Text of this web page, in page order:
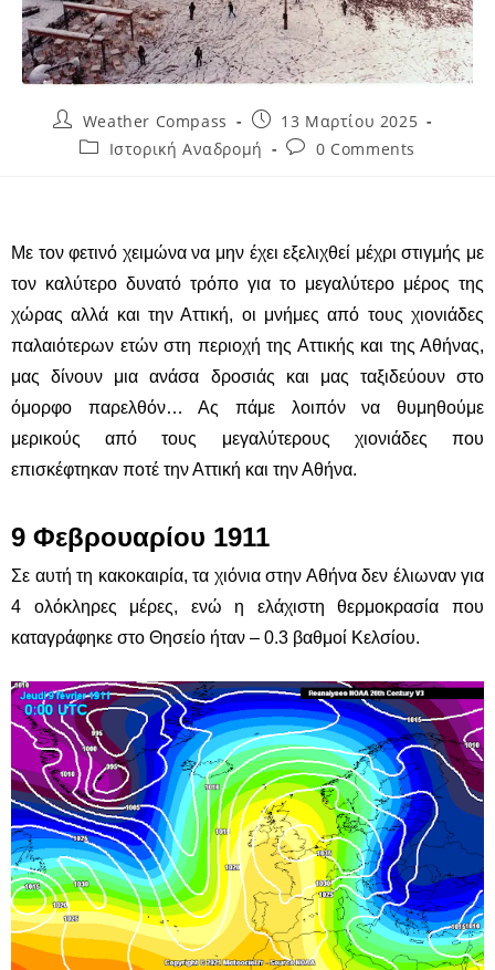
Weather Compass
13 Μαρτίου 2025
Ιστορική Αναδρομή
0 Comments
Με τον φετινό χειμώνα να μην έχει εξελιχθεί μέχρι στιγμής με
τον καλύτερο δυνατό τρόπο για το μεγαλύτερο μέρος της
χώρας αλλά και την Αττική, οι μνήμες από τους χιονιάδες
παλαιότερων ετών στη περιοχή της Αττικής και της Αθήνας,
μας δίνουν μια ανάσα δροσιάς και μας ταξιδεύουν στο
όμορφο παρελθόν… Ας πάμε λοιπόν να θυμηθούμε
μερικούς από τους μεγαλύτερους χιονιάδες που
επισκέφτηκαν ποτέ την Αττική και την Αθήνα.
9 Φεβρουαρίου 1911
Σε αυτή τη κακοκαιρία, τα χιόνια στην Αθήνα δεν έλιωναν για
4 ολόκληρες μέρες, ενώ η ελάχιστη θερμοκρασία που
καταγράφηκε στο Θησείο ήταν – 0.3 βαθμοί Κελσίου.